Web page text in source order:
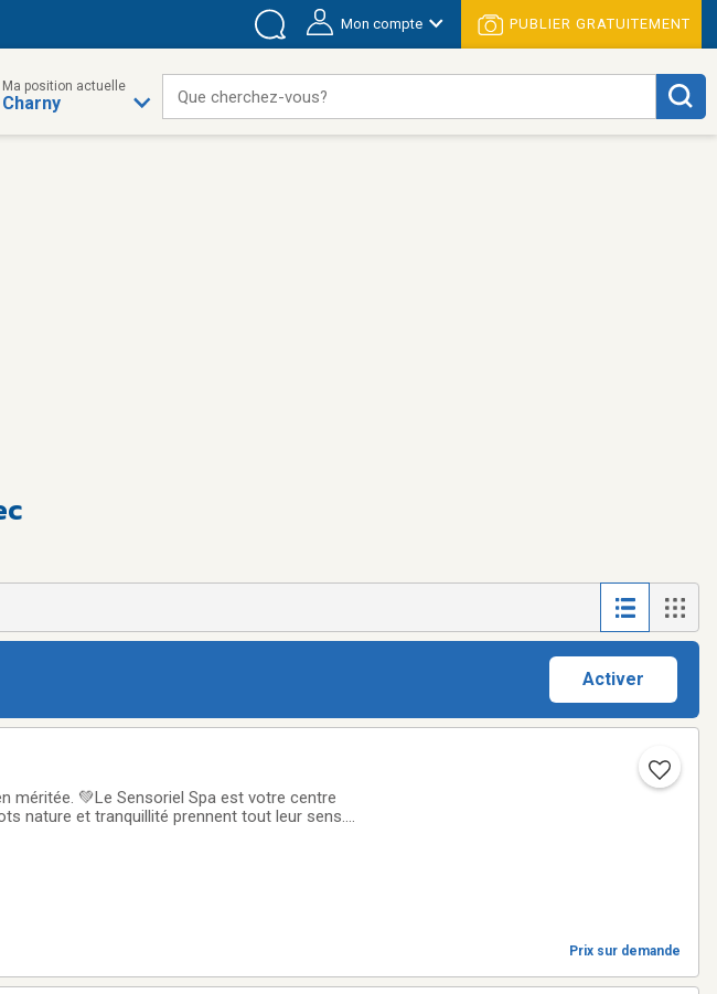
Mon compte PUBLIER GRATUITEMENT
Ma position actuelle
Charny Que cherchez-vous?
Activer
méritée. 💚Le Sensoriel Spa est votre centre
nature et tranquillité prennent tout leur sens.
Prix sur demande